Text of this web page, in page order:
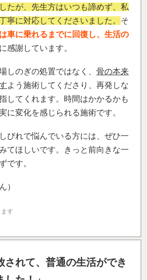
たが、先生方はいつも諦めず、私
寧に対応してくださいました。 そ
車に乗れるまでに回復し、生活の
感謝しています。
しのぎの処置ではなく、 骨の本来
よう施術してくださり、再発しな
してくれます。時間はかかるかも
に変化を感じられる施術です。
びれで悩んでいる方には、ぜひ一
てほしいです。きっと前向きな一
です。
）
す
されて、普通の生活ができ